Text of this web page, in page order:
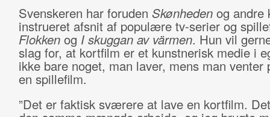
Svenskeren har foruden Skønhedenog andre
instrueret afsnit af populære tv-serier og
Flokkenog I skuggan av värmen. Hun vil
slag for, at kortfilm er et kunstnerisk medie i
ikke bare noget, man laver, mens man venter
en spillefilm.
”Det er faktisk sværere at lave en kortfilm.